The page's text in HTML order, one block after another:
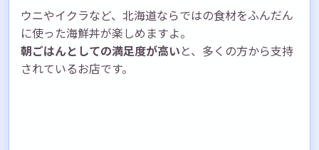
ウニやイクラなど、北海道ならではの食材をふんだん
に使った海鮮丼が楽しめますよ。
朝ごはんとしての満足度が高いと、多くの方から支持
されているお店です。